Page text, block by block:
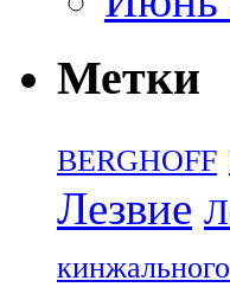
Метки
BERGHOFF
Лезвие